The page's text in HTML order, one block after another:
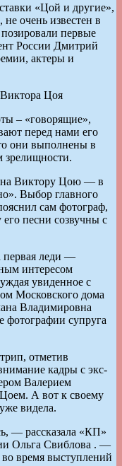
«Цой и другие»,
очень известен в
первые
России Дмитрий
актеры и
– «говорящие»,
перед нами его
они выполнены в
зрелищности.
Виктору Цою — в
Выбор главного
сам фотограф,
песни созвучны с
первая леди —
интересом
увиденное с
Московского дома
Владимировна
фотографии супруга
отметив
кадры с экс-
Валерием
А вот к своему
видела.
— рассказала «КП»
Ольга Свиблова . —
время выступлений